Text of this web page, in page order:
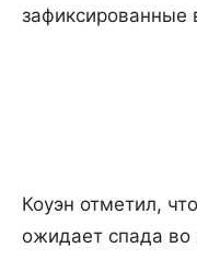
зафиксированные
Коуэн отметил,
ожидает спада